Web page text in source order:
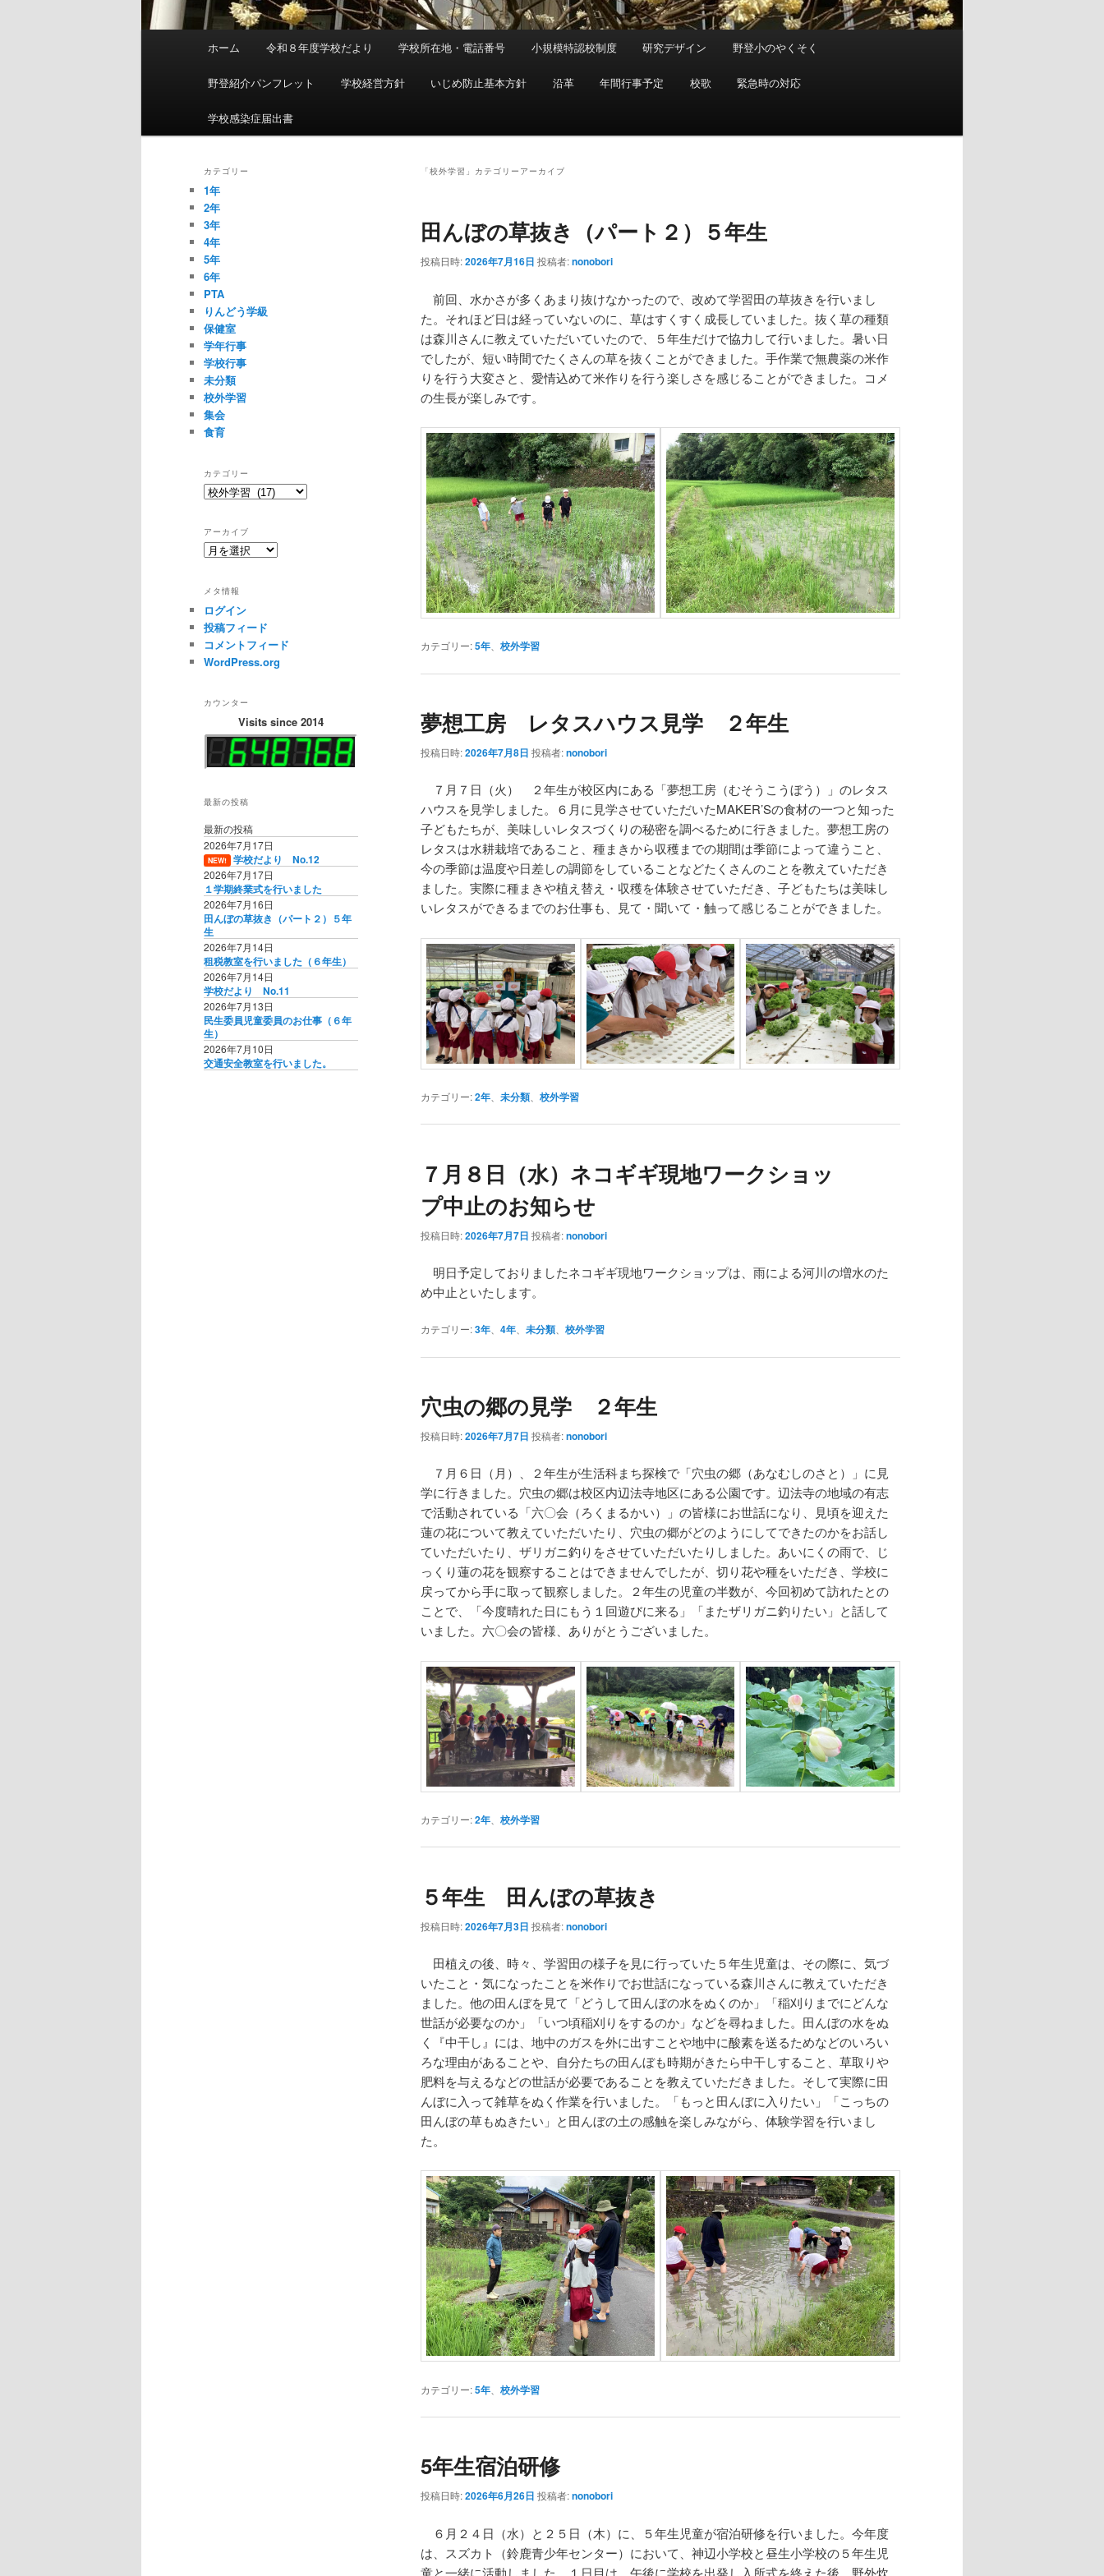
ュ
ホーム 令和８年度学校だより 学校所在地・電話番号 小規模特認校制度 研究デザイン 野登小のやくそく
野登紹介パンフレット 学校経営方針 いじめ防止基本方針 沿革 年間行事予定 校歌 緊急時の対応
学校感染症届出書
「校外学習 」カテゴリーアーカイブ
田んぼの草抜き（パート２）５年生
投稿日時:2026年7月16日 投稿者:nonobori
前回、水かさが多くあまり抜けなかったので、改めて学習田の草抜きを行いまし
た。それほど日は経っていないのに、草はすくすく成長していました。抜く草の種類
は森川さんに教えていただいていたので、５年生だけで協力して行いました。暑い日
でしたが、短い時間でたくさんの草を抜くことができました。手作業で無農薬の米作
りを行う大変さと、愛情込めて米作りを行う楽しさを感じることができました。コメ
の生長が楽しみです。
カテゴリー:5年 校外学習
夢想工房 レタスハウス見学 ２年生
投稿日時:2026年7月8日 投稿者:nonobori
７月７日（火） ２年生が校区内にある「夢想工房（むそうこうぼう）」のレタス
ハウスを見学しました。６月に見学させていただいたMAKER’Sの食材の一つと知った
子どもたちが、美味しいレタスづくりの秘密を調べるために行きました。夢想工房の
レタスは水耕栽培であること、種まきから収穫までの期間は季節によって違うこと、
今の季節は温度や日差しの調節をしていることなどたくさんのことを教えていただき
ました。実際に種まきや植え替え・収穫を体験させていただき、子どもたちは美味し
いレタスができるまでのお仕事も、見て・聞いて・触って感じることができました。
カテゴリー:2年 未分類 校外学習
７月８日（水）ネコギギ現地ワークショッ
プ中止のお知らせ
投稿日時:2026年7月7日 投稿者:nonobori
明日予定しておりましたネコギギ現地ワークショップは、雨による河川の増水のた
め中止といたします。
カテゴリー:3年 4年 未分類 校外学習
穴虫の郷の見学 ２年生
投稿日時:2026年7月7日 投稿者:nonobori
７月６日（月）、２年生が生活科まち探検で「穴虫の郷（あなむしのさと）」に見
学に行きました。穴虫の郷は校区内辺法寺地区にある公園です。辺法寺の地域の有志
で活動されている「六〇会（ろくまるかい）」の皆様にお世話になり、見頃を迎えた
蓮の花について教えていただいたり、穴虫の郷がどのようにしてできたのかをお話し
ていただいたり、ザリガニ釣りをさせていただいたりしました。あいにくの雨で、じ
っくり蓮の花を観察することはできませんでしたが、切り花や種をいただき、学校に
戻ってから手に取って観察しました。２年生の児童の半数が、今回初めて訪れたとの
ことで、「今度晴れた日にもう１回遊びに来る」「またザリガニ釣りたい」と話して
いました。六〇会の皆様、ありがとうございました。
カテゴリー:2年 校外学習
５年生 田んぼの草抜き
投稿日時:2026年7月3日 投稿者:nonobori
田植えの後、時々、学習田の様子を見に行っていた５年生児童は、その際に、気づ
いたこと・気になったことを米作りでお世話になっている森川さんに教えていただき
ました。他の田んぼを見て「どうして田んぼの水をぬくのか」「稲刈りまでにどんな
世話が必要なのか」「いつ頃稲刈りをするのか」などを尋ねました。田んぼの水をぬ
く『中干し』には、地中のガスを外に出すことや地中に酸素を送るためなどのいろい
ろな理由があることや、自分たちの田んぼも時期がきたら中干しすること、草取りや
肥料を与えるなどの世話が必要であることを教えていただきました。そして実際に田
んぼに入って雑草をぬく作業を行いました。「もっと田んぼに入りたい」「こっちの
田んぼの草もぬきたい」と田んぼの土の感触を楽しみながら、体験学習を行いまし
た。
カテゴリー:5年 校外学習
5年生宿泊研修
投稿日時:2026年6月26日 投稿者:nonobori
６月２４日（水）と２５日（木）に、５年生児童が宿泊研修を行いました。今年度
は、スズカト（鈴鹿青少年センター）において、神辺小学校と昼生小学校の５年生児
童と一緒に活動しました。１日目は、午後に学校を出発し入所式を終えた後、野外炊
カテゴリー
1年
2年
3年
4年
5年
6年
PTA
りんどう学級
保健室
学年行事
学校行事
未分類
校外学習
集会
食育
カテゴリー
カ
リ
ー
アーカイブ
ア
イ
ブ
メタ情報
ログイン
投稿フィード
コメントフィード
WordPress.org
カウンター
Visits since 2014
最新の投稿
最新の投稿
2026年7月17日
NEW! 学校だより No.12
2026年7月17日
１学期終業式を行いました
2026年7月16日
田んぼの草抜き（パート２）５年
生
2026年7月14日
租税教室を行いました（６年生）
2026年7月14日
学校だより No.11
2026年7月13日
民生委員児童委員のお仕事（６年
生）
2026年7月10日
交通安全教室を行いました。